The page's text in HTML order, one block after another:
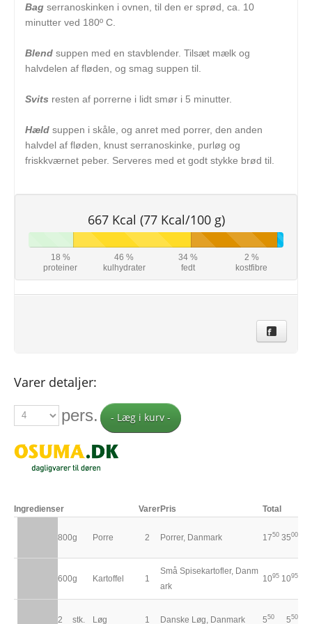
Bag serranoskinken i ovnen, til den er sprød, ca. 10
minutter ved 180º C.
Blend suppen med en stavblender. Tilsæt mælk og
halvdelen af fløden, og smag suppen til.
Svits resten af porrerne i lidt smør i 5 minutter.
Hæld suppen i skåle, og anret med porrer, den anden
halvdel af fløden, knust serranoskinke, purløg og
friskkværnet peber. Serveres med et godt stykke brød til.
667 Kcal (77 Kcal/100 g)
18 %
proteiner
46 %
kulhydrater
34 %
fedt
2 %
kostfibre
Varer detaljer:
pers. - Læg i kurv -
Ingredienser VarerPris Total
800g Porre 2 Porrer, Danmark 1750 3500
600g Kartoffel 1
Små Spisekartofler, Danm
ark
1095 1095
2 stk. Løg 1 Danske Løg, Danmark 550 550